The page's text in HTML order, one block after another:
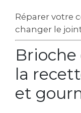
Réparer votre
changer le
Brioche
la
et